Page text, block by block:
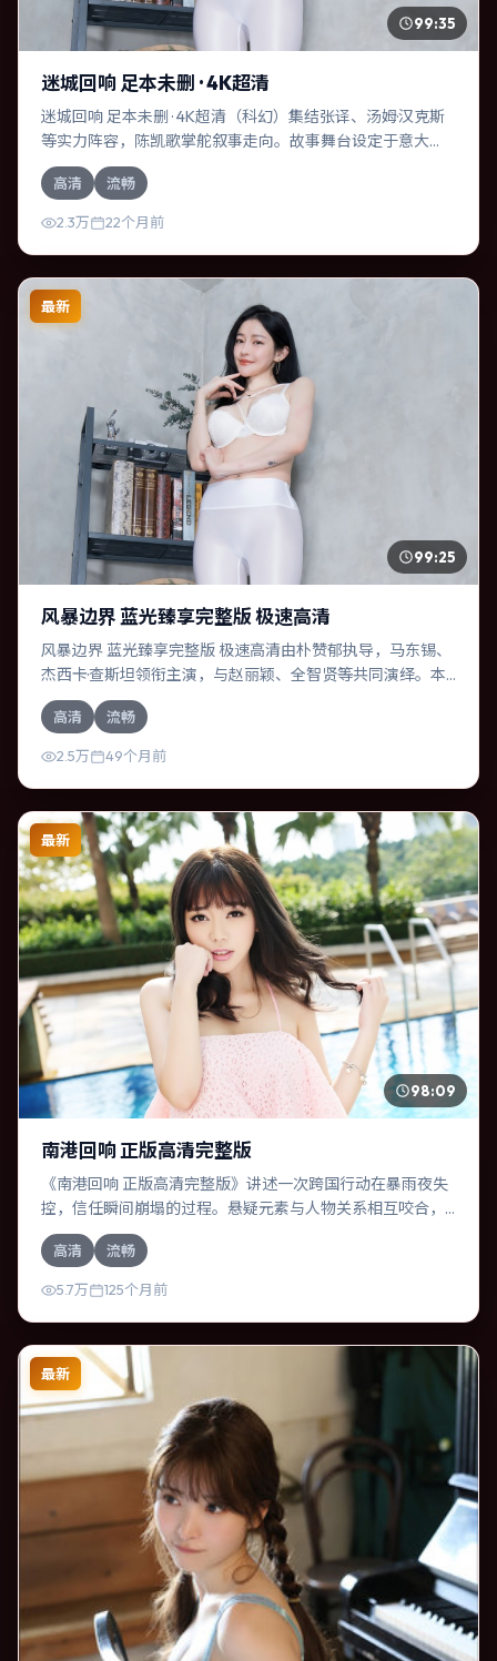
99:35
迷城回响 足本未删 · 4K超清
迷城回响 足本未删 · 4K超清（科幻）集结张译、汤姆·汉克斯
等实力阵容，陈凯歌掌舵叙事走向。故事舞台设定于意大
利，围绕一次意外选择展开连锁反应；配乐与色彩高度服务
于主题，结尾留白耐人寻味。
高清 流畅
2.3万 22个月前
最新
99:25
风暴边界 蓝光臻享完整版 极速高清
风暴边界 蓝光臻享完整版 极速高清由朴赞郁执导，马东锡、
杰西卡·查斯坦领衔主演，与赵丽颖、全智贤等共同演绎。本
片为喜剧类型，主要班底与取景来自澳大利亚。失散多年的
兄妹在边境小镇意外重逢。影片整体气质冷峻，节奏紧凑，
人物动机清晰，适合喜欢强情节与细腻表演的观众。
高清 流畅
2.5万 49个月前
最新
98:09
南港回响 正版高清完整版
《南港回响 正版高清完整版》讲述一次跨国行动在暴雨夜失
控，信任瞬间崩塌的过程。悬疑元素与人物关系相互咬合，
刘亦菲、易烊千玺的对手戏尤为出彩。导演陆川善于在长镜
头中积蓄张力，本片亦在韩国实地取景，增强真实质感。
高清 流畅
5.7万 125个月前
最新